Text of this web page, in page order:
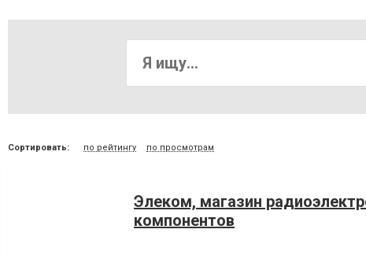
Сортировать: по рейтингу по просмотрам
Элеком, магазин
компонентов